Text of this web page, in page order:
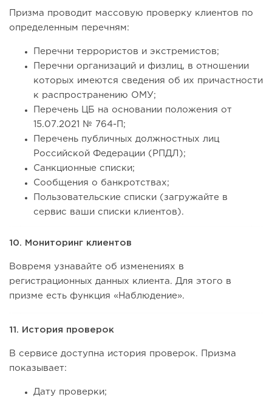
Призма проводит массовую проверку клиентов по
определенным перечням:
Перечни террористов и экстремистов;
Перечни организаций и физлиц, в отношении
которых имеются сведения об их причастности
к распространению ОМУ;
Перечень ЦБ на основании положения от
15.07.2021 № 764-П;
Перечень публичных должностных лиц
Российской Федерации (РПДЛ);
Санкционные списки;
Сообщения о банкротствах;
Пользовательские списки (загружайте в
сервис ваши списки клиентов).
10. Мониторинг клиентов
Вовремя узнавайте об изменениях в
регистрационных данных клиента. Для этого в
призме есть функция «Наблюдение».
11. История проверок
В сервисе доступна история проверок. Призма
показывает:
Дату проверки;